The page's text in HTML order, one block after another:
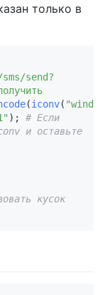
только в
send?
(iconv(
); # Если
и оставьте
кусок